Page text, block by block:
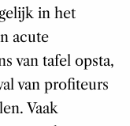
in het
acute
van tafel opsta,
van profiteurs
Vaak